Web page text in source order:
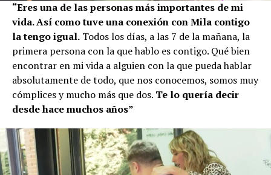
“Eres una de las personas más importantes de mi
vida. Así como tuve una conexión con Mila contigo
la tengo igual. Todos los días, a las 7 de la mañana, la
primera persona con la que hablo es contigo. Qué bien
encontrar en mi vida a alguien con la que pueda hablar
absolutamente de todo, que nos conocemos, somos muy
cómplices y mucho más que dos. Te lo quería decir
desde hace muchos años”